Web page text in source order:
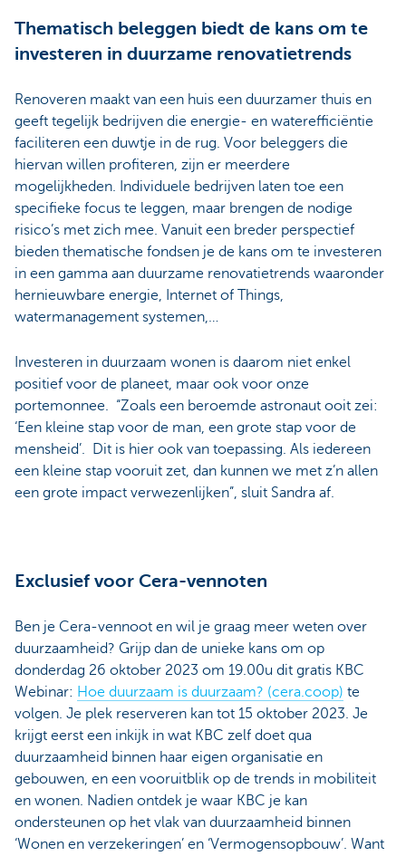
Thematisch beleggen biedt de kans om te
investeren in duurzame renovatietrends
Renoveren maakt van een huis een duurzamer thuis en
geeft tegelijk bedrijven die energie- en waterefficiëntie
faciliteren een duwtje in de rug. Voor beleggers die
hiervan willen profiteren, zijn er meerdere
mogelijkheden. Individuele bedrijven laten toe een
specifieke focus te leggen, maar brengen de nodige
risico’s met zich mee. Vanuit een breder perspectief
bieden thematische fondsen je de kans om te investeren
in een gamma aan duurzame renovatietrends waaronder
hernieuwbare energie, Internet of Things,
watermanagement systemen,…
Investeren in duurzaam wonen is daarom niet enkel
positief voor de planeet, maar ook voor onze
portemonnee. “Zoals een beroemde astronaut ooit zei:
‘Een kleine stap voor de man, een grote stap voor de
mensheid’. Dit is hier ook van toepassing. Als iedereen
een kleine stap vooruit zet, dan kunnen we met z’n allen
een grote impact verwezenlijken”, sluit Sandra af.
Exclusief voor Cera-vennoten
Ben je Cera-vennoot en wil je graag meer weten over
duurzaamheid? Grijp dan de unieke kans om op
donderdag 26 oktober 2023 om 19.00u dit gratis KBC
Webinar: Hoe duurzaam is duurzaam? (cera.coop) te
volgen. Je plek reserveren kan tot 15 oktober 2023. Je
krijgt eerst een inkijk in wat KBC zelf doet qua
duurzaamheid binnen haar eigen organisatie en
gebouwen, en een vooruitblik op de trends in mobiliteit
en wonen. Nadien ontdek je waar KBC je kan
ondersteunen op het vlak van duurzaamheid binnen
‘Wonen en verzekeringen’ en ‘Vermogensopbouw’. Want